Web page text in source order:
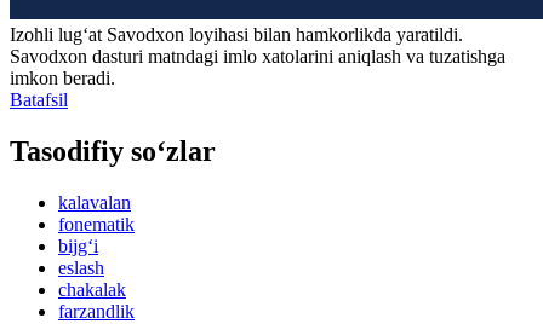
Izohli lugʻat Savodxon loyihasi bilan hamkorlikda yaratildi.
Savodxon dasturi matndagi imlo xatolarini aniqlash va tuzatishga
imkon beradi.
Batafsil
Tasodifiy so‘zlar
kalavalan
fonematik
bijg‘i
eslash
chakalak
farzandlik